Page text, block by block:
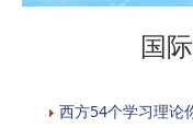
国
西方54个学习理论